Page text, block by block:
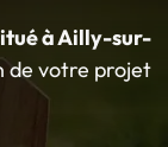
à Ailly-sur-
de votre projet